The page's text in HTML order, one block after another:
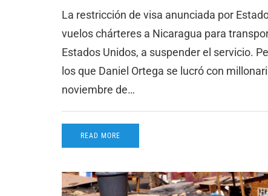
La restricción de visa anunciada por
vuelos chárteres a Nicaragua para
Estados Unidos, a suspender el servicio.
los que Daniel Ortega se lucró con
noviembre de…
READ MORE